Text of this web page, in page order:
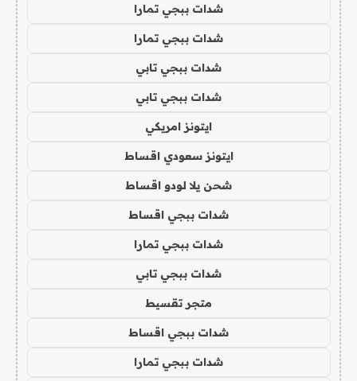
شدات ببجي تمارا
شدات ببجي تمارا
شدات ببجي تابي
شدات ببجي تابي
ايتونز امريكي
ايتونز سعودي اقساط
شحن يلا لودو اقساط
شدات ببجي اقساط
شدات ببجي تمارا
شدات ببجي تابي
متجر تقسيط
شدات ببجي اقساط
شدات ببجي تمارا